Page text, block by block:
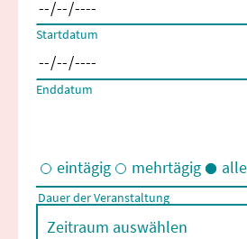
Startdatum
Enddatum
Eintägige und/oder mehrtägige
eintägig mehrtägig alle
Dauer der Veranstaltung
Zeitraum auswählen